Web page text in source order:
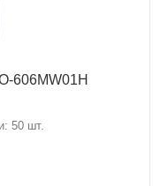
606MW01H
50 шт.